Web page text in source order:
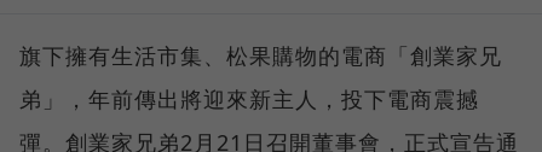
旗下擁有生活市集、松果購物的電商「創業家兄
弟」，年前傳出將迎來新主人，投下電商震撼
彈。創業家兄弟2月21日召開董事會，正式宣告通